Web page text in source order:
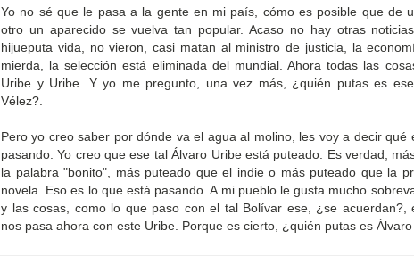
Yo no sé que le pasa a la gente en mi país, cómo es posible que de
otro un aparecido se vuelva tan popular. Acaso no hay otras
hijueputa vida, no vieron, casi matan al ministro de justicia, la
mierda, la selección está eliminada del mundial. Ahora todas las
Uribe y Uribe. Y yo me pregunto, una vez más, ¿quién putas es
Vélez?.
Pero yo creo saber por dónde va el agua al molino, les voy a decir qué
pasando. Yo creo que ese tal Álvaro Uribe está puteado. Es verdad,
la palabra "bonito", más puteado que el indie o más puteado que la
novela. Eso es lo que está pasando. A mi pueblo le gusta mucho
y las cosas, como lo que paso con el tal Bolívar ese, ¿se acuerdan?,
nos pasa ahora con este Uribe. Porque es cierto, ¿quién putas es Álvaro